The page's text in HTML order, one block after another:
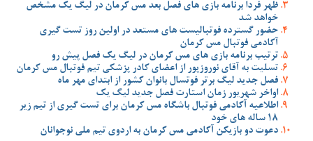
ظهر فردا برنامه بازی های فصل بعد مس کرمان در لیگ یک مشخص
خواهد شد
حضور گسترده فوتبالیست های مستعد در اولین روز تست گیری
آکادمی فوتبال مس کرمان
ترتیب برنامه بازی های مس کرمان در لیگ یک فصل پیش رو
تسلیت به آقای نوروزپور از اعضای کادر پزشکی تیم فوتبال مس کرمان
فصل جدید لیگ برتر فوتسال بانوان کشور از ابتدای مهر ماه
اواخر شهریور زمان استارت فصل جدید لیگ یک
اطلاعیه آکادمی فوتبال باشگاه مس کرمان برای تست گیری از تیم زیر
18 ساله های خود
دعوت دو بازیکن آکادمی مس کرمان به اردوی تیم ملی نوجوانان